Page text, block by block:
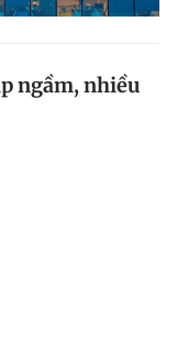
ngầm, nhiều